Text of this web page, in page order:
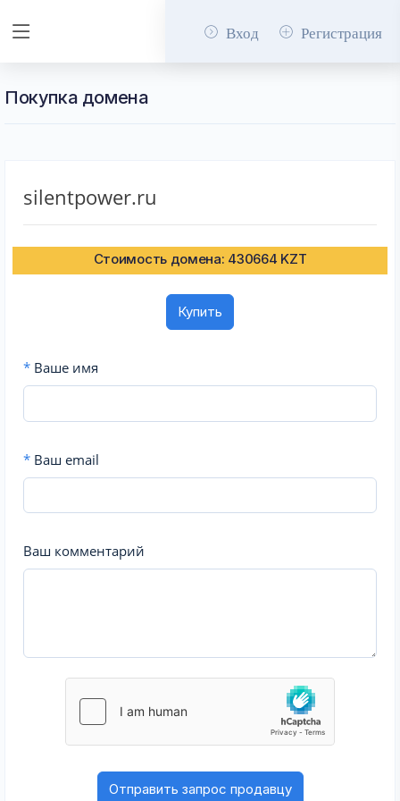
Вход Регистрация
Покупка домена
silentpower.ru
Стоимость домена: 430664 KZT
Купить
* Ваше имя
* Ваш email
Ваш комментарий